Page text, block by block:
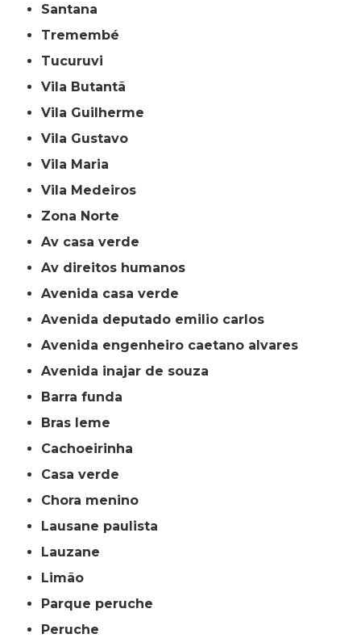
Santana
Tremembé
Tucuruvi
Vila Butantã
Vila Guilherme
Vila Gustavo
Vila Maria
Vila Medeiros
Zona Norte
av casa verde
av direitos humanos
avenida casa verde
avenida deputado emilio carlos
avenida engenheiro caetano alvares
avenida inajar de souza
barra funda
bras leme
cachoeirinha
casa verde
chora menino
lausane paulista
lauzane
limão
parque peruche
peruche